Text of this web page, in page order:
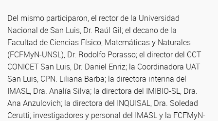
Del mismo participaron, el rector de la Universidad
Nacional de San Luis, Dr. Raúl Gil; el decano de la
Facultad de Ciencias Físico, Matemáticas y Naturales
(FCFMyN-UNSL), Dr. Rodolfo Porasso; el director del CCT
CONICET San Luis, Dr. Daniel Enriz; la Coordinadora UAT
San Luis, CPN. Liliana Barba; la directora interina del
IMASL, Dra. Analía Silva; la directora del IMIBIO-SL, Dra.
Ana Anzulovich; la directora del INQUISAL, Dra. Soledad
Cerutti; investigadores y personal del IMASL y la FCFMyN-